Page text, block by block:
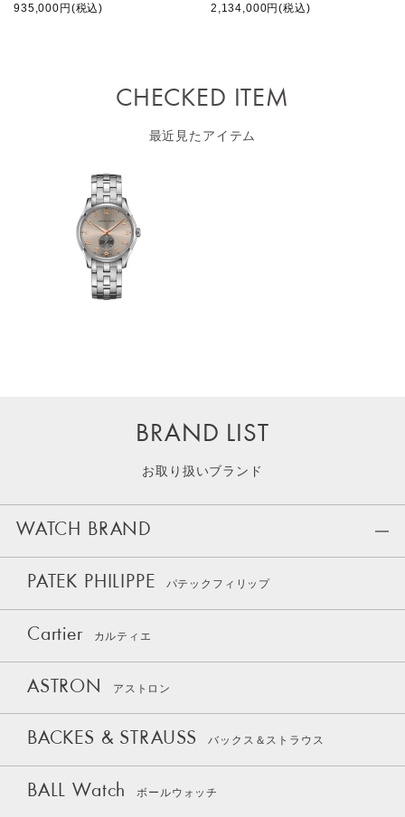
935,000円(税込) 2,134,000円(税込)
CHECKED ITEM
最近見たアイテム
BRAND LIST
お取り扱いブランド
WATCH BRAND
PATEK PHILIPPE パテックフィリップ
Cartier カルティエ
ASTRON アストロン
BACKES & STRAUSS バックス＆ストラウス
BALL Watch ボールウォッチ